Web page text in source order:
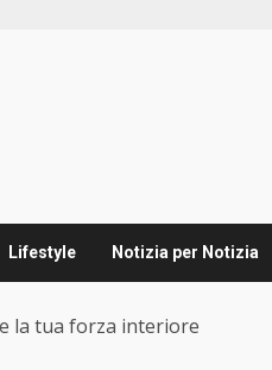
Lifestyle Notizia per Notizia
la tua forza interiore